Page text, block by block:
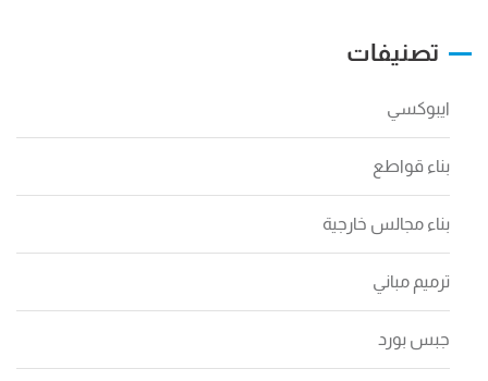
تصنيفات
ايبوكسي
بناء قواطع
بناء مجالس خارجية
ترميم مباني
جبس بورد